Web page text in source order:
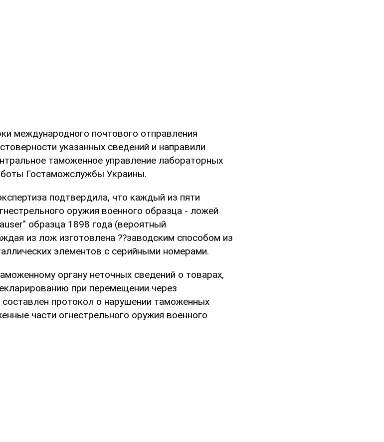
международного почтового отправления
указанных сведений и направили
таможенное управление лабораторных
Гостаможслужбы Украины.
подтвердила, что каждый из пяти
оружия военного образца - ложей
образца 1898 года (вероятный
из лож изготовлена ??заводским способом из
элементов с серийными номерами.
органу неточных сведений о товарах,
при перемещении через
протокол о нарушении таможенных
части огнестрельного оружия военного